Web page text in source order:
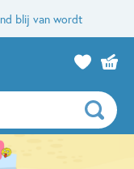
blij van wordt